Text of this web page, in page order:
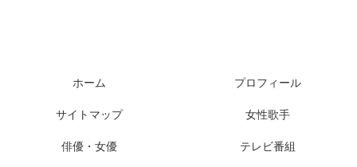
ホーム プロフィール
サイトマップ 女性歌手
俳優・女優 テレビ番組